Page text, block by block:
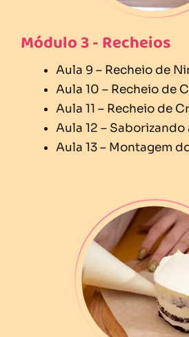
Módulo 3 - Recheios
Aula 9 – Recheio de
Aula 10 – Recheio de
Aula 11 – Recheio de
Aula 12 – Saborizando
Aula 13 – Montagem